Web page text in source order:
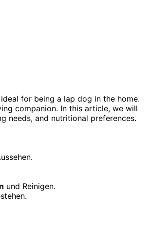
for being a lap dog in the home.
companion. In this article, we will
needs, and nutritional preferences.
und Reinigen.